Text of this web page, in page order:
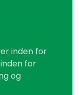
inden for
for
og